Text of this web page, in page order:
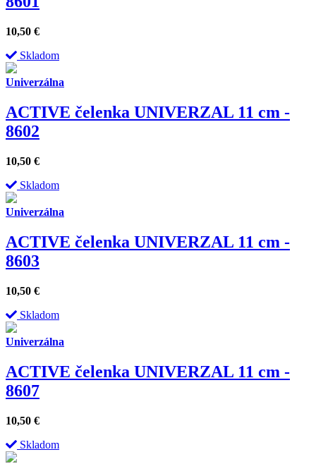
10,50 €
Skladom
Univerzálna
ACTIVE čelenka UNIVERZAL 11 cm -
8602
10,50 €
Skladom
Univerzálna
ACTIVE čelenka UNIVERZAL 11 cm -
8603
10,50 €
Skladom
Univerzálna
ACTIVE čelenka UNIVERZAL 11 cm -
8607
10,50 €
Skladom